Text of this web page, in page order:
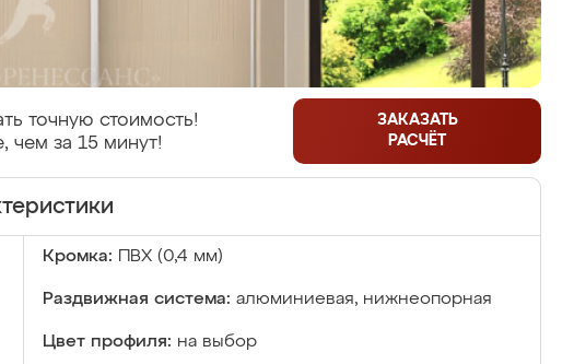
точную стоимость!
чем за 15 минут!
ЗАКАЗАТЬ
РАСЧЁТ
Кромка: ПВХ (0,4 мм)
Раздвижная система: алюминиевая, нижнеопорная
Цвет профиля: на выбор